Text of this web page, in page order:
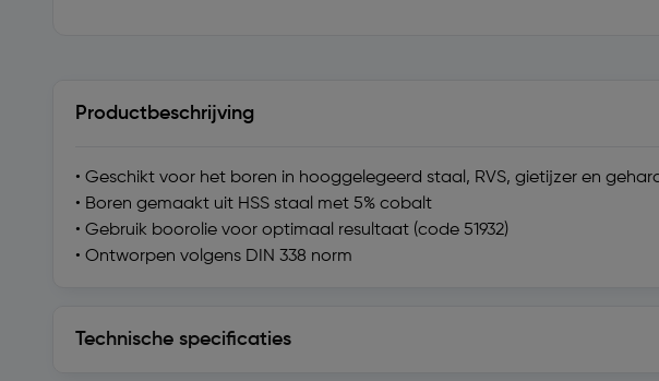
Productbeschrijving
• Geschikt voor het boren in hooggelegeerd staal, RVS, gietijzer en
• Boren gemaakt uit HSS staal met 5% cobalt
• Gebruik boorolie voor optimaal resultaat (code 51932)
• Ontworpen volgens DIN 338 norm
Technische specificaties